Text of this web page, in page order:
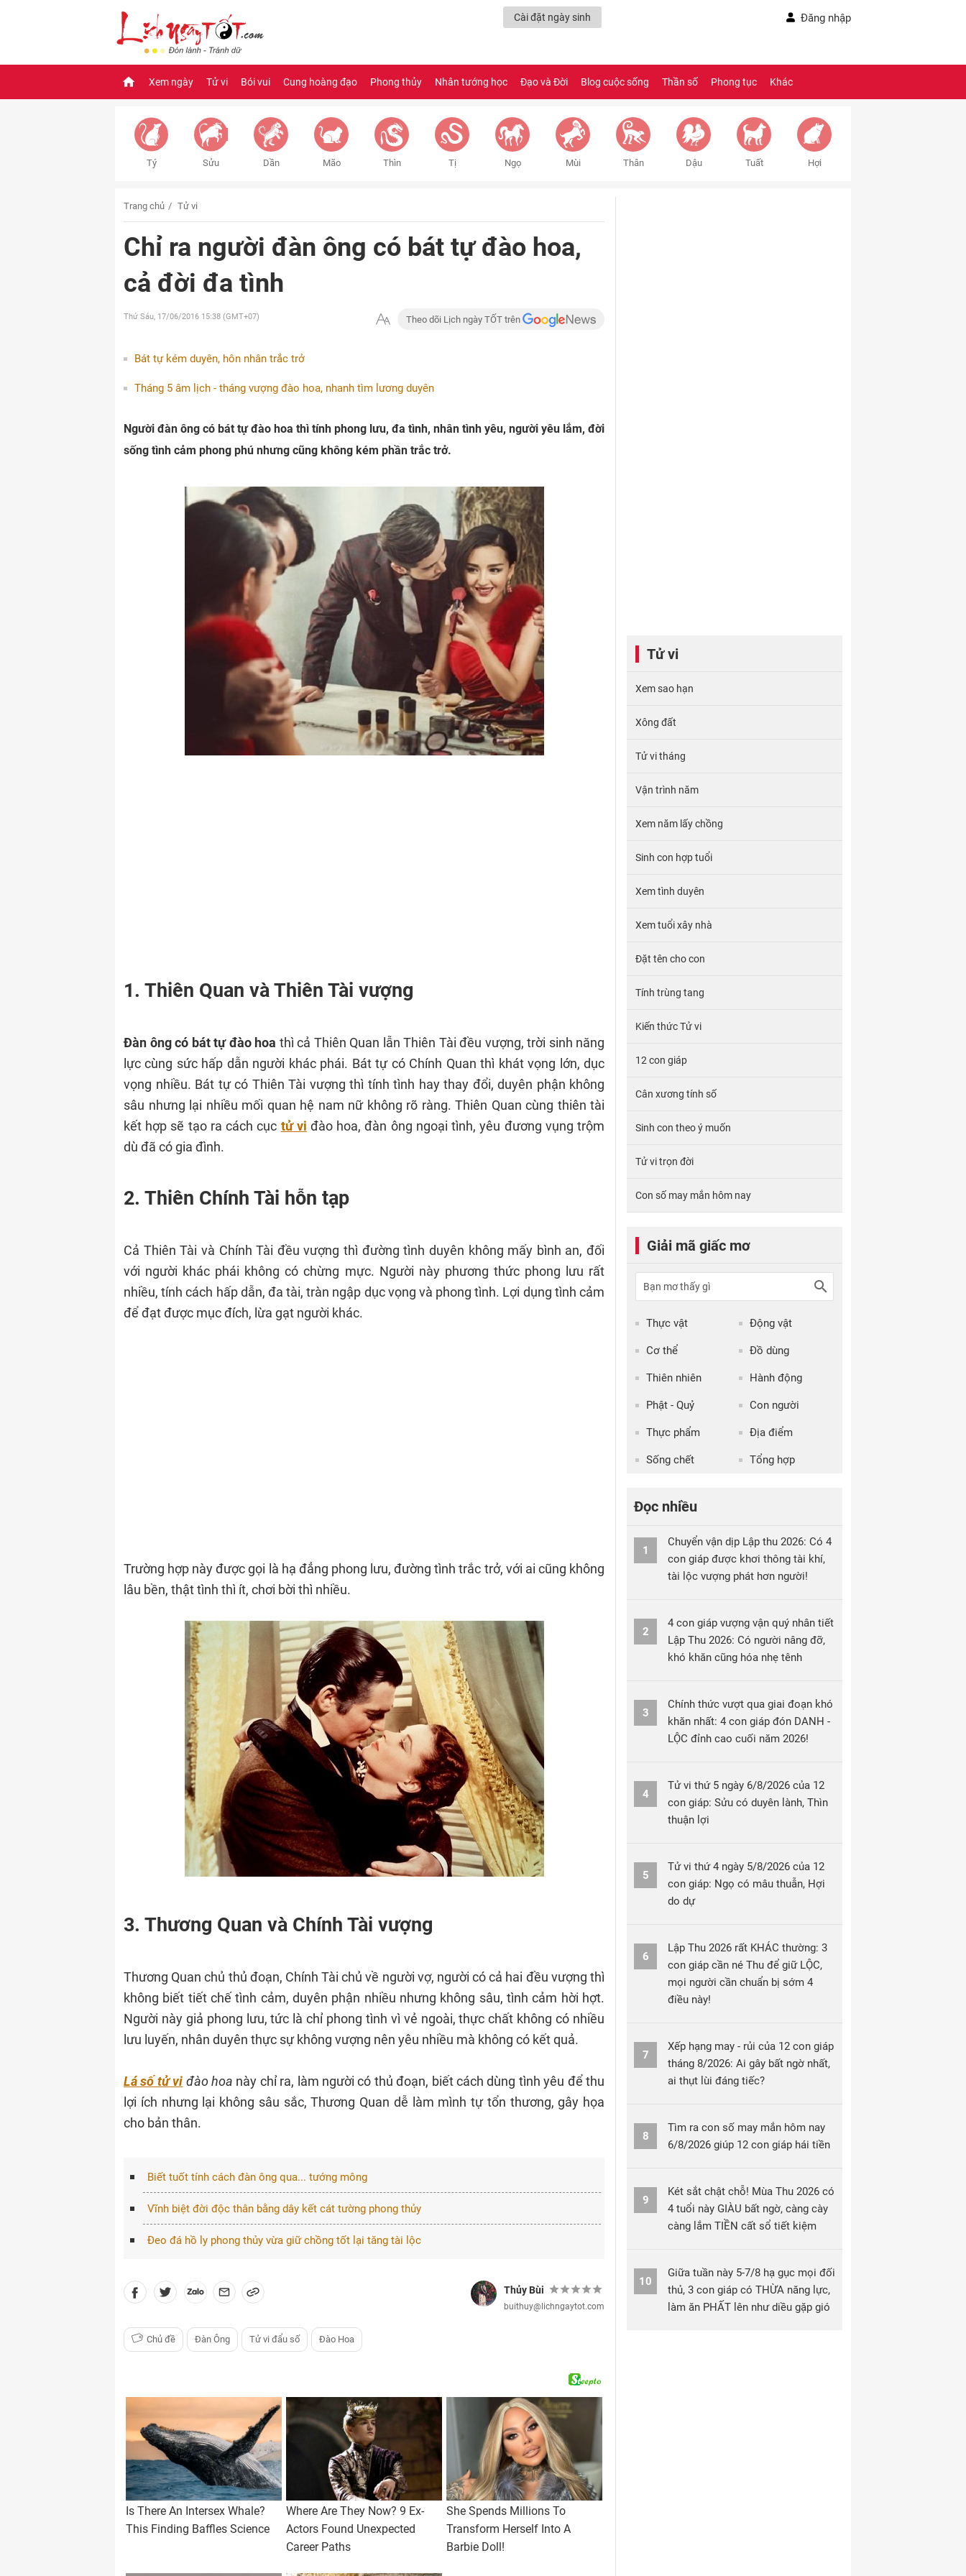
Cài đặt ngày sinh Đăng nhập
Xem ngày Tử vi Bói vui Cung hoàng đạo Phong thủy Nhân tướng học Đạo và Đời Blog cuộc sống Thần số Phong tục Khác
Tý Sửu Dần Mão Thìn Tị Ngọ Mùi Thân Dậu Tuất Hợi
Trang chủ Tử vi
Chỉ ra người đàn ông có bát tự đào hoa,
cả đời đa tình
Thứ Sáu, 17/06/2016 15:38 (GMT+07) Theo dõi Lịch ngày TỐT trên
Bát tự kém duyên, hôn nhân trắc trở
Tháng 5 âm lịch - tháng vượng đào hoa, nhanh tìm lương duyên
Người đàn ông có bát tự đào hoa thì tính phong lưu, đa tình, nhân tình yêu, người yêu lắm, đời
sống tình cảm phong phú nhưng cũng không kém phần trắc trở.
1. Thiên Quan và Thiên Tài vượng
Đàn ông có bát tự đào hoa thì cả Thiên Quan lẫn Thiên Tài đều vượng, trời sinh năng
lực cùng sức hấp dẫn người khác phái. Bát tự có Chính Quan thì khát vọng lớn, dục
vọng nhiều. Bát tự có Thiên Tài vượng thì tính tình hay thay đổi, duyên phận không
sâu nhưng lại nhiều mối quan hệ nam nữ không rõ ràng. Thiên Quan cùng thiên tài
kết hợp sẽ tạo ra cách cục tử vi đào hoa, đàn ông ngoại tình, yêu đương vụng trộm
dù đã có gia đình.
2. Thiên Chính Tài hỗn tạp
Cả Thiên Tài và Chính Tài đều vượng thì đường tình duyên không mấy bình an, đối
với người khác phái không có chừng mực. Người này phương thức phong lưu rất
nhiều, tính cách hấp dẫn, đa tài, tràn ngập dục vọng và phong tình. Lợi dụng tình cảm
để đạt được mục đích, lừa gạt người khác.
Trường hợp này được gọi là hạ đẳng phong lưu, đường tình trắc trở, với ai cũng không
lâu bền, thật tình thì ít, chơi bời thì nhiều.
3. Thương Quan và Chính Tài vượng
Thương Quan chủ thủ đoạn, Chính Tài chủ về người vợ, người có cả hai đều vượng thì
không biết tiết chế tình cảm, duyên phận nhiều nhưng không sâu, tình cảm hời hợt.
Người này giả phong lưu, tức là chỉ phong tình vì vẻ ngoài, thực chất không có nhiều
lưu luyến, nhân duyên thực sự không vượng nên yêu nhiều mà không có kết quả.
Lá số tử vi đào hoa này chỉ ra, làm người có thủ đoạn, biết cách dùng tình yêu để thu
lợi ích nhưng lại không sâu sắc, Thương Quan dễ làm mình tự tổn thương, gây họa
cho bản thân.
Biết tuốt tính cách đàn ông qua... tướng mông
Vĩnh biệt đời độc thân bằng dây kết cát tường phong thủy
Đeo đá hồ ly phong thủy vừa giữ chồng tốt lại tăng tài lộc
Thủy Bùi
buithuy@lichngaytot.com
Chủ đề Đàn Ông Tử vi đẩu số Đào Hoa
Tử vi
Xem sao hạn
Xông đất
Tử vi tháng
Vận trình năm
Xem năm lấy chồng
Sinh con hợp tuổi
Xem tình duyên
Xem tuổi xây nhà
Đặt tên cho con
Tính trùng tang
Kiến thức Tử vi
12 con giáp
Cân xương tính số
Sinh con theo ý muốn
Tử vi trọn đời
Con số may mắn hôm nay
Giải mã giấc mơ
Thực vật Động vật
Cơ thể Đồ dùng
Thiên nhiên Hành động
Phật - Quỷ Con người
Thực phẩm Địa điểm
Sống chết Tổng hợp
Đọc nhiều
1
Chuyển vận dịp Lập thu 2026: Có 4
con giáp được khơi thông tài khí,
tài lộc vượng phát hơn người!
2
4 con giáp vượng vận quý nhân tiết
Lập Thu 2026: Có người nâng đỡ,
khó khăn cũng hóa nhẹ tênh
3
Chính thức vượt qua giai đoạn khó
khăn nhất: 4 con giáp đón DANH -
LỘC đỉnh cao cuối năm 2026!
4
Tử vi thứ 5 ngày 6/8/2026 của 12
con giáp: Sửu có duyên lành, Thìn
thuận lợi
5
Tử vi thứ 4 ngày 5/8/2026 của 12
con giáp: Ngọ có mâu thuẫn, Hợi
do dự
6
Lập Thu 2026 rất KHÁC thường: 3
con giáp cần né Thu để giữ LỘC,
mọi người cần chuẩn bị sớm 4
điều này!
7
Xếp hạng may - rủi của 12 con giáp
tháng 8/2026: Ai gây bất ngờ nhất,
ai thụt lùi đáng tiếc?
8
Tìm ra con số may mắn hôm nay
6/8/2026 giúp 12 con giáp hái tiền
9
Két sắt chật chỗ! Mùa Thu 2026 có
4 tuổi này GIÀU bất ngờ, càng cày
càng lắm TIỀN cất sổ tiết kiệm
10
Giữa tuần này 5-7/8 hạ gục mọi đối
thủ, 3 con giáp có THỪA năng lực,
làm ăn PHẤT lên như diều gặp gió